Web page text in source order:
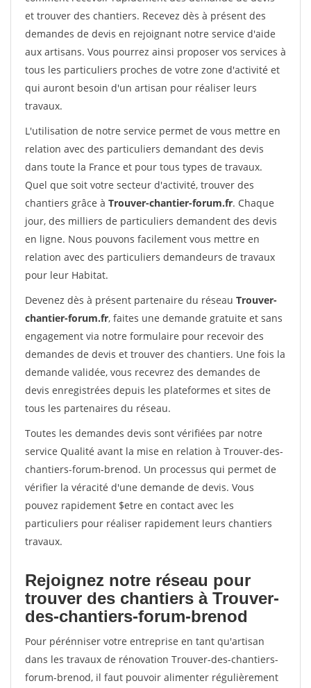
et trouver des chantiers. Recevez dès à présent des
demandes de devis en rejoignant notre service d'aide
aux artisans. Vous pourrez ainsi proposer vos services à
tous les particuliers proches de votre zone d'activité et
qui auront besoin d'un artisan pour réaliser leurs
travaux.
L'utilisation de notre service permet de vous mettre en
relation avec des particuliers demandant des devis
dans toute la France et pour tous types de travaux.
Quel que soit votre secteur d'activité, trouver des
chantiers grâce à Trouver-chantier-forum.fr. Chaque
jour, des milliers de particuliers demandent des devis
en ligne. Nous pouvons facilement vous mettre en
relation avec des particuliers demandeurs de travaux
pour leur Habitat.
Devenez dès à présent partenaire du réseau Trouver-
chantier-forum.fr, faites une demande gratuite et sans
engagement via notre formulaire pour recevoir des
demandes de devis et trouver des chantiers. Une fois la
demande validée, vous recevrez des demandes de
devis enregistrées depuis les plateformes et sites de
tous les partenaires du réseau.
Toutes les demandes devis sont vérifiées par notre
service Qualité avant la mise en relation à Trouver-des-
chantiers-forum-brenod. Un processus qui permet de
vérifier la véracité d'une demande de devis. Vous
pouvez rapidement $etre en contact avec les
particuliers pour réaliser rapidement leurs chantiers
travaux.
Rejoignez notre réseau pour
trouver des chantiers à Trouver-
des-chantiers-forum-brenod
Pour pérénniser votre entreprise en tant qu'artisan
dans les travaux de rénovation Trouver-des-chantiers-
forum-brenod, il faut pouvoir alimenter régulièrement